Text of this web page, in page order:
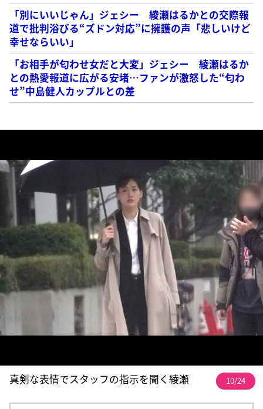
「別にいいじゃん」ジェシー 綾瀬はるかとの交際報
道で批判浴びる“ズドン対応”に擁護の声「悲しいけど
幸せならいい」
「お相手が匂わせ女だと大変」ジェシー 綾瀬はるか
との熱愛報道に広がる安堵…ファンが激怒した“匂わ
せ”中島健人カップルとの差
真剣な表情でスタッフの指示を聞く綾瀬 10/24